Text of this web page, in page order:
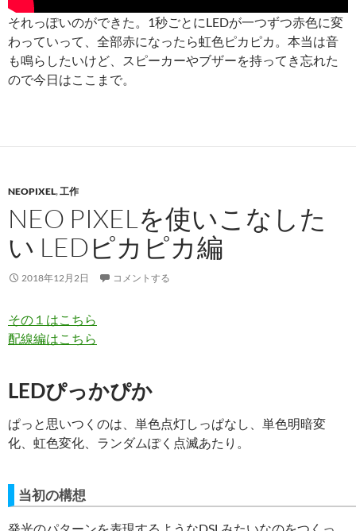
それっぽいのができた。1秒ごとにLEDが一つずつ赤色に変
わっていって、全部赤になったら虹色ピカピカ。本当は音
も鳴らしたいけど、スピーカーやブザーを持ってき忘れた
ので今日はここまで。
NEOPIXEL,工作
NEO PIXELを使いこなした
い LEDピカピカ編
2018年12月2日 コメントする
その１はこちら
配線編はこちら
LEDぴっかぴか
ぱっと思いつくのは、単色点灯しっぱなし、単色明暗変
化、虹色変化、ランダムぽく点滅あたり。
当初の構想